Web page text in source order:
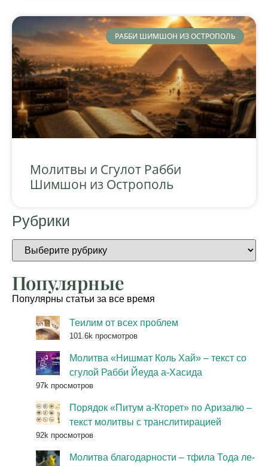
РАББИ ШИМШОН ИЗ ОСТРОПОЛЬ
Молитвы и Сгулот Рабби
Шимшон из Острополь
Рубрики
Популярные
Популярны статьи за все время
Теилим от всех проблем
101.6k просмотров
Молитва «Нишмат Коль Хай» – текст со
сгулой Рабби Йеуда а-Хасида
97k просмотров
Порядок «Питум а-Кторет» по Аризалю –
текст молитвы с транслитирацией
92k просмотров
Молитва благодарности – тфила Тода ле-